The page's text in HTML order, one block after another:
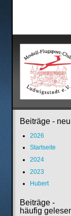
Beiträge - neu
2026
Startseite
2024
2023
Hubert
Beiträge -
häufig